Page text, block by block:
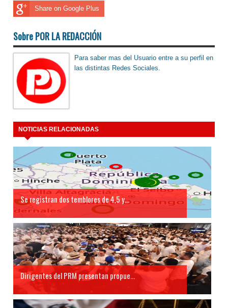
Share on Google Plus
Sobre POR LA REDACCIÓN
Para saber mas del Usuario entre a su perfil en
las distintas Redes Sociales.
NOTICIAS RELACIONADAS
Se registran dos temblores de 4,5 y...
Dirigentes del PRM presentan propue...